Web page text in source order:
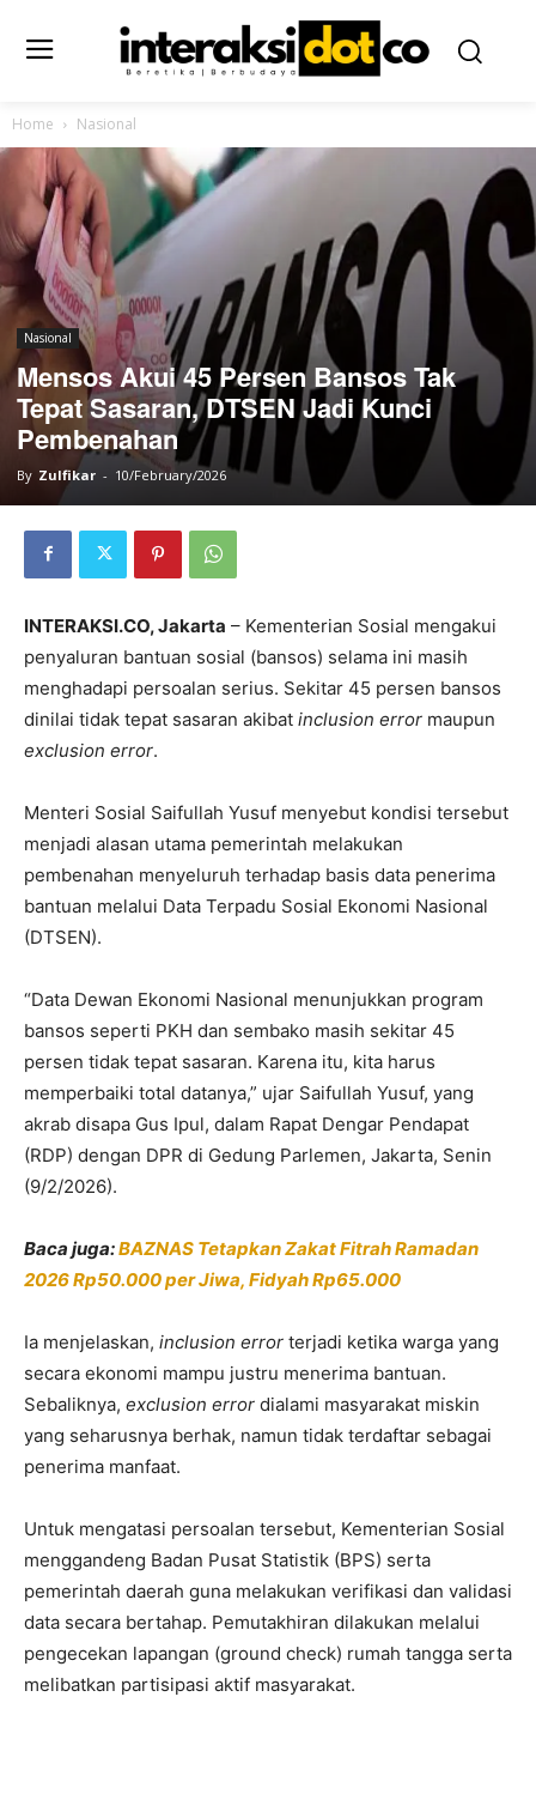
Home Nasional
Nasional
Mensos Akui 45 Persen Bansos Tak
Tepat Sasaran, DTSEN Jadi Kunci
Pembenahan
By Zulfikar - 10/February/2026
INTERAKSI.CO, Jakarta – Kementerian Sosial mengakui
penyaluran bantuan sosial (bansos) selama ini masih
menghadapi persoalan serius. Sekitar 45 persen bansos
dinilai tidak tepat sasaran akibat inclusion error maupun
exclusion error.
Menteri Sosial Saifullah Yusuf menyebut kondisi tersebut
menjadi alasan utama pemerintah melakukan
pembenahan menyeluruh terhadap basis data penerima
bantuan melalui Data Terpadu Sosial Ekonomi Nasional
(DTSEN).
“Data Dewan Ekonomi Nasional menunjukkan program
bansos seperti PKH dan sembako masih sekitar 45
persen tidak tepat sasaran. Karena itu, kita harus
memperbaiki total datanya,” ujar Saifullah Yusuf, yang
akrab disapa Gus Ipul, dalam Rapat Dengar Pendapat
(RDP) dengan DPR di Gedung Parlemen, Jakarta, Senin
(9/2/2026).
Baca juga:BAZNAS Tetapkan Zakat Fitrah Ramadan
2026 Rp50.000 per Jiwa, Fidyah Rp65.000
Ia menjelaskan, inclusion error terjadi ketika warga yang
secara ekonomi mampu justru menerima bantuan.
Sebaliknya, exclusion error dialami masyarakat miskin
yang seharusnya berhak, namun tidak terdaftar sebagai
penerima manfaat.
Untuk mengatasi persoalan tersebut, Kementerian Sosial
menggandeng Badan Pusat Statistik (BPS) serta
pemerintah daerah guna melakukan verifikasi dan validasi
data secara bertahap. Pemutakhiran dilakukan melalui
pengecekan lapangan (ground check) rumah tangga serta
melibatkan partisipasi aktif masyarakat.